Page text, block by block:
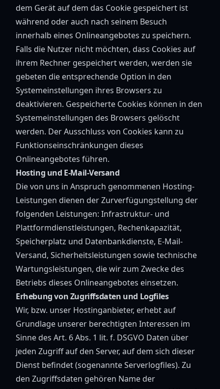
dem Gerät auf dem das Cookie gespeichert ist
während oder auch nach seinem Besuch
innerhalb eines Onlineangebotes zu speichern.
Falls die Nutzer nicht möchten, dass Cookies auf
ihrem Rechner gespeichert werden, werden sie
gebeten die entsprechende Option in den
Systemeinstellungen ihres Browsers zu
deaktivieren. Gespeicherte Cookies können in den
Systemeinstellungen des Browsers gelöscht
werden. Der Ausschluss von Cookies kann zu
Funktionseinschränkungen dieses
Onlineangebotes führen.
Hosting und E-Mail-Versand
Die von uns in Anspruch genommenen Hosting-
Leistungen dienen der Zurverfügungstellung der
folgenden Leistungen: Infrastruktur- und
Plattformdienstleistungen, Rechenkapazität,
Speicherplatz und Datenbankdienste, E-Mail-
Versand, Sicherheitsleistungen sowie technische
Wartungsleistungen, die wir zum Zwecke des
Betriebs dieses Onlineangebotes einsetzen.
Erhebung von Zugriffsdaten und Logfiles
Wir, bzw. unser Hostinganbieter, erhebt auf
Grundlage unserer berechtigten Interessen im
Sinne des Art. 6 Abs. 1 lit. f. DSGVO Daten über
jeden Zugriff auf den Server, auf dem sich dieser
Dienst befindet (sogenannte Serverlogfiles). Zu
den Zugriffsdaten gehören Name der